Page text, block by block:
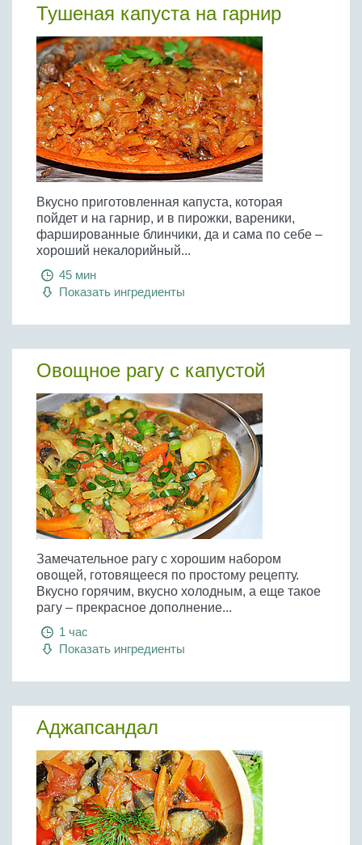
Бобовые
Крупы
Тушеная капуста на гарнир
Вкусно приготовленная капуста, которая
пойдет и на гарнир, и в пирожки, вареники,
фаршированные блинчики, да и сама по себе –
хороший некалорийный...
45 мин
Показать ингредиенты
Овощное рагу с капустой
Замечательное рагу с хорошим набором
овощей, готовящееся по простому рецепту.
Вкусно горячим, вкусно холодным, а еще такое
рагу – прекрасное дополнение...
1 час
Показать ингредиенты
Аджапсандал